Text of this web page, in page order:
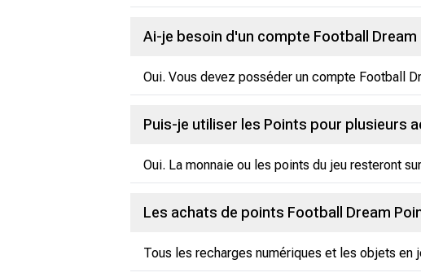
Ai-je besoin d'un compte Football
Oui. Vous devez posséder un compte Football
Puis-je utiliser les Points pour plusieurs
Oui. La monnaie ou les points du jeu resteront
Les achats de points Football Dream
Tous les recharges numériques et les objets en